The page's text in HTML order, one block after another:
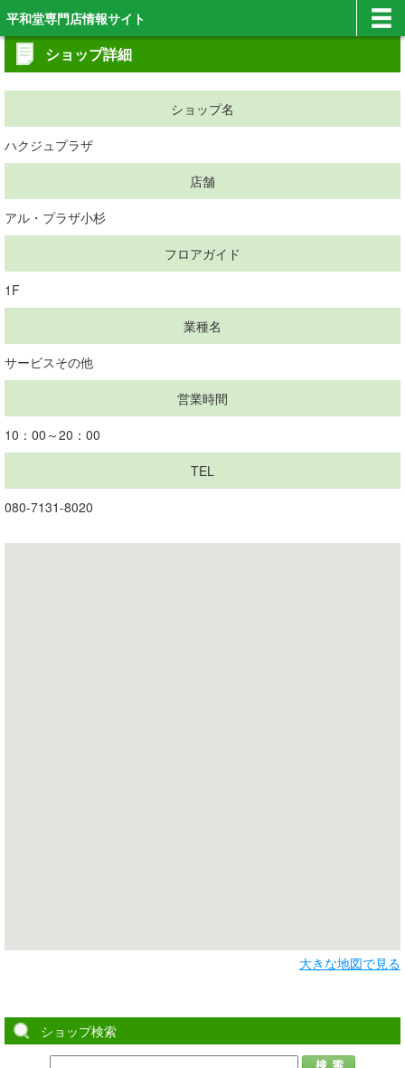
平和堂専門店情報サイト
ショップ詳細
ショップ名
ハクジュプラザ
店舗
アル・プラザ小杉
フロアガイド
1F
業種名
サービスその他
営業時間
10：00～20：00
TEL
080-7131-8020
大きな地図で見る
ショップ検索